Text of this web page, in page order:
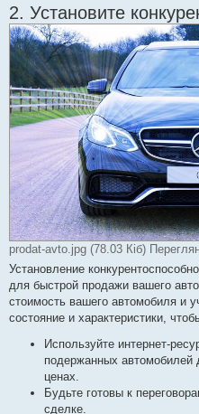
2. Установите
prodat-avto.jpg (78.03 Кіб)
Установление
для быстрой продажи вашего
стоимость вашего автомобиля и
состояние и характеристики,
Используйте интернет-
подержанных
ценах.
Будьте готовы к
сделке.